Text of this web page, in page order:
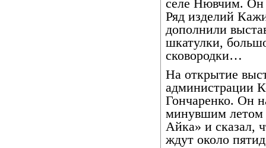
селе Нювчим. Он
Ряд изделий
дополнили
шкатулки,
сковородки…
На открытие
администрации
Гончаренко. Он
минувшим летом
Айка» и сказал,
ждут около